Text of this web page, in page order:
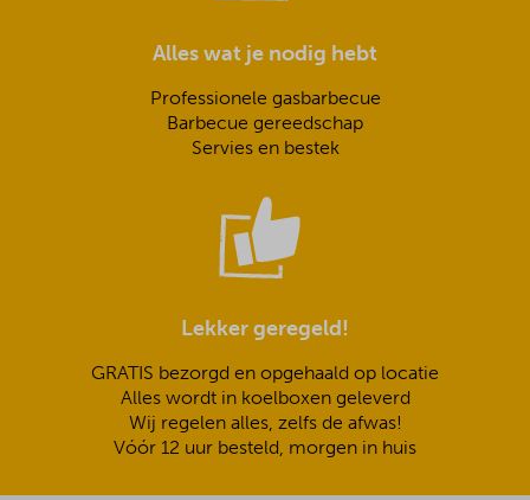
Alles wat je nodig hebt
Professionele gasbarbecue
Barbecue gereedschap
Servies en bestek
Lekker geregeld!
GRATIS bezorgd en opgehaald op locatie
Alles wordt in koelboxen geleverd
Wij regelen alles, zelfs de afwas!
Vóór 12 uur besteld, morgen in huis